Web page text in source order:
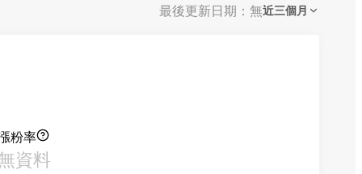
最後更新日期：無近三個月
粉率
資料